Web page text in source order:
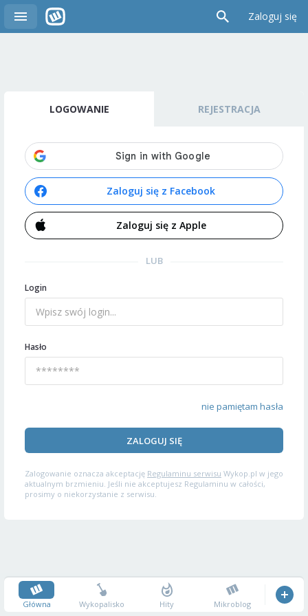
Zaloguj się
LOGOWANIE REJESTRACJA
Zaloguj się z Facebook
Zaloguj się z Apple
LUB
Login
Hasło
nie pamiętam hasła
ZALOGUJ SIĘ
Zalogowanie oznacza akceptację Regulaminu serwisu Wykop.pl w jego
aktualnym brzmieniu. Jeśli nie akceptujesz Regulaminu w całości,
prosimy o niekorzystanie z serwisu.
Główna Wykopalisko Hity Mikroblog